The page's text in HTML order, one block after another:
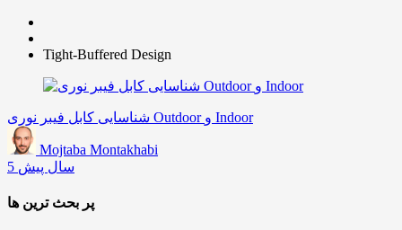
Tight-Buffered Design
شناسایی کابل فیبر نوری Outdoor و Indoor
Mojtaba Montakhabi
5 سال پیش
پر بحث ترین ها